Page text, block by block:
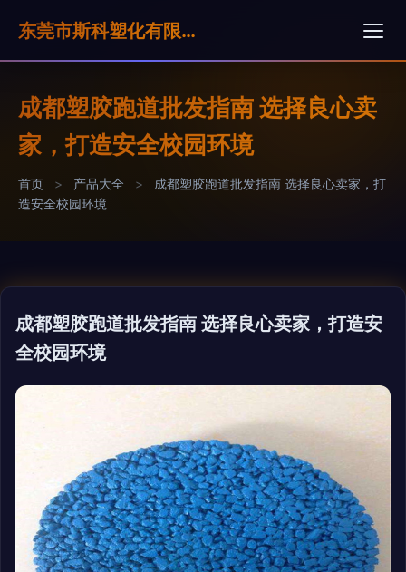
东莞市斯科塑化有限公司
成都塑胶跑道批发指南 选择良心卖
家，打造安全校园环境
首页 > 产品大全 >
成都塑胶跑道批发指南 选择良心卖家，打
造安全校园环境
成都塑胶跑道批发指南 选择良心卖家，打造安
全校园环境